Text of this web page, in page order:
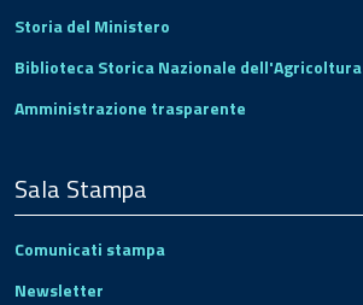
Storia del Ministero
Biblioteca Storica Nazionale dell'Agricoltura
Amministrazione trasparente
Sala Stampa
Comunicati stampa
Newsletter